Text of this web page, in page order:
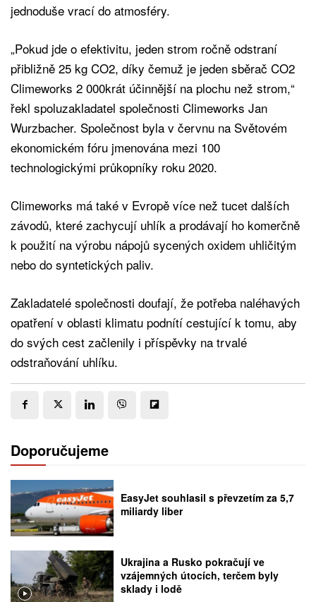
jednoduše vrací do atmosféry.
„Pokud jde o efektivitu, jeden strom ročně odstraní
přibližně 25 kg CO2, díky čemuž je jeden sběrač CO2
Climeworks 2 000krát účinnější na plochu než strom,“
řekl spoluzakladatel společnosti Climeworks Jan
Wurzbacher. Společnost byla v červnu na Světovém
ekonomickém fóru jmenována mezi 100
technologickými průkopníky roku 2020.
Climeworks má také v Evropě více než tucet dalších
závodů, které zachycují uhlík a prodávají ho komerčně
k použití na výrobu nápojů sycených oxidem uhličitým
nebo do syntetických paliv.
Zakladatelé společnosti doufají, že potřeba naléhavých
opatření v oblasti klimatu podnítí cestující k tomu, aby
do svých cest začlenily i příspěvky na trvalé
odstraňování uhlíku.
Doporučujeme
EasyJet souhlasil s převzetím za 5,7
miliardy liber
Ukrajina a Rusko pokračují ve
vzájemných útocích, terčem byly
sklady i lodě